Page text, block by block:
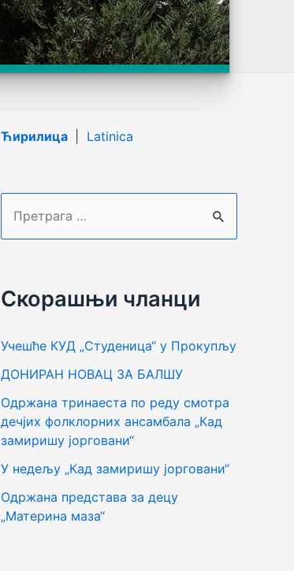
Ћирилица Latinica
р
г
а
з
а
Скорашњи чланци
Учешће КУД „Студеница“ у Прокупљу
ДОНИРАН НОВАЦ ЗА БАЛШУ
Одржана тринаеста по реду смотра
дечјих фолклорних ансамбала „Кад
замиришу јорговани“
У недељу „Кад замиришу јорговани“
Одржана представа за децу
„Материна маза“